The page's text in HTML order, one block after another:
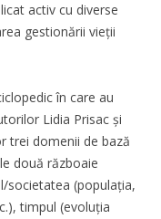
activ cu diverse
gestionării vieții
în care au
Lidia Prisac și
trei domenii de bază
două războaie
societatea (populația,
timpul (evoluția